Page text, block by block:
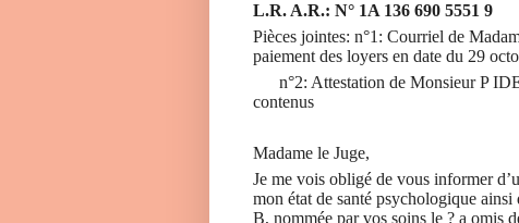
L.R. A.R.: N° 1A 136 690 5551 9
Pièces jointes: n°1: Courriel de
paiement des loyers en date du 29
n°2: Attestation de Monsieur P
contenus
Madame le Juge,
Je me vois obligé de vous informer
mon état de santé psychologique
B, nommée par vos soins le ? a omis